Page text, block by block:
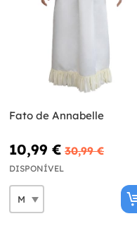
Fato de Annabelle
10,99 € 30,99 €
DISPONÍVEL